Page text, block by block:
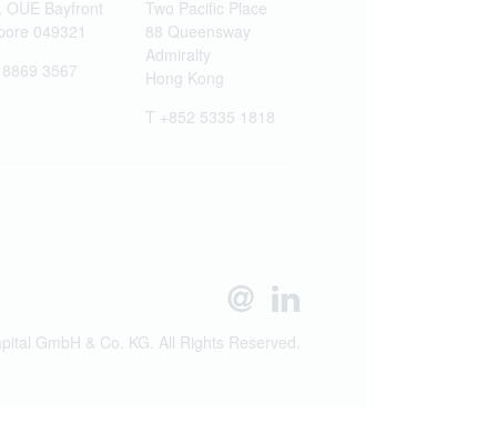
OUE Bayfront
049321
3567
Two Pacific Place
88 Queensway
Admiralty
Hong Kong
T +852 5335 1818
GmbH & Co. KG. All Rights Reserved.